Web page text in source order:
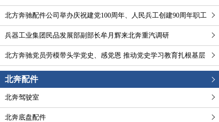
北方奔驰配件公司举办庆祝建党100周年、人民兵工创建90周年职工
健步行活动
兵器工业集团民品发展部副部长牟月辉来北奔重汽调研
北方奔驰党员劳模带头学党史、感党恩 推动党史学习教育扎根基层
北奔配件
北奔驾驶室
北奔底盘配件